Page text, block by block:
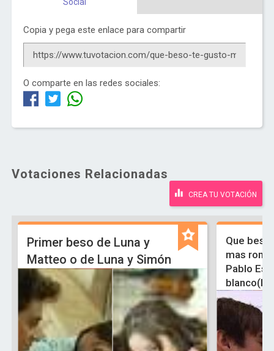
Copia y pega este enlace para compartir
O comparte en las redes sociales:
Votaciones Relacionadas
CREA TU VOTACIÓN
Primer beso de Luna y
Matteo o de Luna y Simón
Que
mas
Pablo